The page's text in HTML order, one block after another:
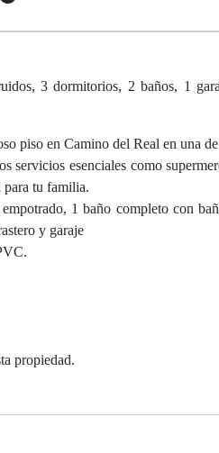
3 dormitorios, 2 baños, 1
piso en Camino del Real en una
servicios esenciales como
tu familia.
1 baño completo con
y garaje
propiedad.